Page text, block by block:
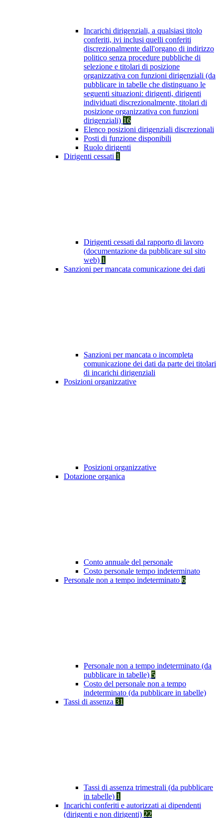
Incarichi dirigenziali, a qualsiasi titolo
conferiti, ivi inclusi quelli conferiti
discrezionalmente dall'organo di indirizzo
politico senza procedure pubbliche di
selezione e titolari di posizione
organizzativa con funzioni dirigenziali (da
pubblicare in tabelle che distinguano le
seguenti situazioni: dirigenti, dirigenti
individuati discrezionalmente, titolari di
posizione organizzativa con funzioni
dirigenziali) 16
Elenco posizioni dirigenziali discrezionali
Posti di funzione disponibili
Ruolo dirigenti
Dirigenti cessati 1
Dirigenti cessati dal rapporto di lavoro
(documentazione da pubblicare sul sito
web) 1
Sanzioni per mancata comunicazione dei dati
Sanzioni per mancata o incompleta
comunicazione dei dati da parte dei titolari
di incarichi dirigenziali
Posizioni organizzative
Posizioni organizzative
Dotazione organica
Conto annuale del personale
Costo personale tempo indeterminato
Personale non a tempo indeterminato 6
Personale non a tempo indeterminato (da
pubblicare in tabelle) 5
Costo del personale non a tempo
indeterminato (da pubblicare in tabelle)
Tassi di assenza 31
Tassi di assenza trimestrali (da pubblicare
in tabelle) 1
Incarichi conferiti e autorizzati ai dipendenti
(dirigenti e non dirigenti) 22